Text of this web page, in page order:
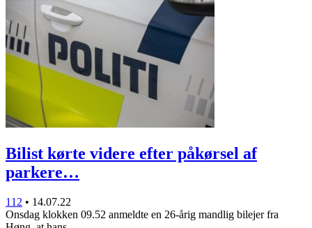
Bilist kørte videre efter påkørsel af
parkere…
112 • 14.07.22
Onsdag klokken 09.52 anmeldte en 26-årig mandlig bilejer fra